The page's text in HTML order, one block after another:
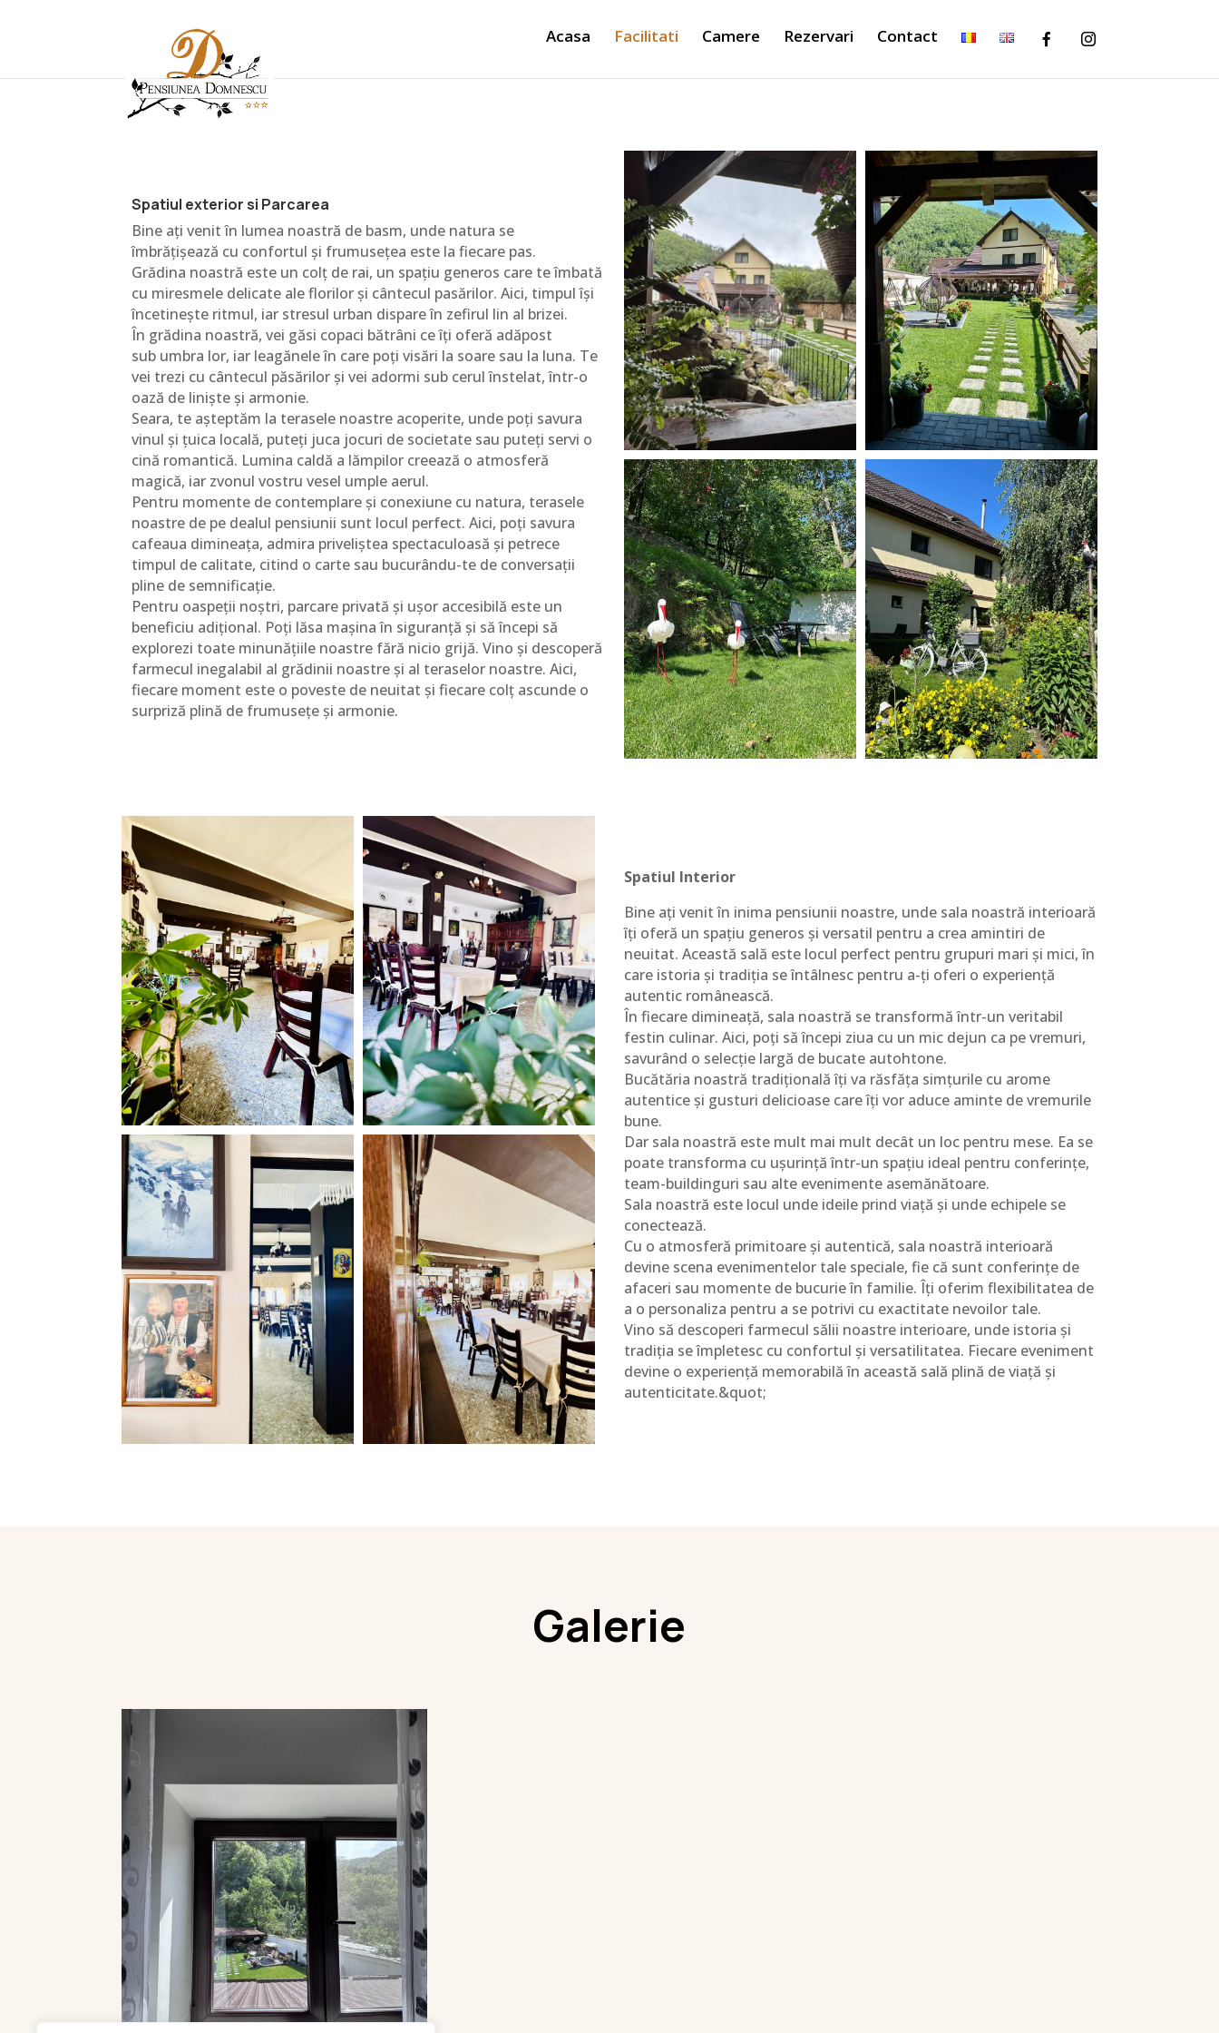
Acasa Facilitati Camere Rezervari Contact
Spatiul exterior si Parcarea
Bine ați venit în lumea noastră de basm, unde natura se
îmbrățișează cu confortul și frumusețea este la fiecare pas.
Grădina noastră este un colț de rai, un spațiu generos care te îmbată
cu miresmele delicate ale florilor și cântecul pasărilor. Aici, timpul își
încetinește ritmul, iar stresul urban dispare în zefirul lin al brizei.
În grădina noastră, vei găsi copaci bătrâni ce îți oferă adăpost
sub umbra lor, iar leagănele în care poți visări la soare sau la luna. Te
vei trezi cu cântecul păsărilor și vei adormi sub cerul înstelat, într-o
oază de liniște și armonie.
Seara, te așteptăm la terasele noastre acoperite, unde poți savura
vinul și țuica locală, puteți juca jocuri de societate sau puteți servi o
cină romantică. Lumina caldă a lămpilor creează o atmosferă
magică, iar zvonul vostru vesel umple aerul.
Pentru momente de contemplare și conexiune cu natura, terasele
noastre de pe dealul pensiunii sunt locul perfect. Aici, poți savura
cafeaua dimineața, admira priveliștea spectaculoasă și petrece
timpul de calitate, citind o carte sau bucurându-te de conversații
pline de semnificație.
Pentru oaspeții noștri, parcare privată și ușor accesibilă este un
beneficiu adițional. Poți lăsa mașina în siguranță și să începi să
explorezi toate minunățiile noastre fără nicio grijă. Vino și descoperă
farmecul inegalabil al grădinii noastre și al teraselor noastre. Aici,
fiecare moment este o poveste de neuitat și fiecare colț ascunde o
surpriză plină de frumusețe și armonie.
Spatiul Interior
Bine ați venit în inima pensiunii noastre, unde sala noastră interioară
îți oferă un spațiu generos și versatil pentru a crea amintiri de
neuitat. Această sală este locul perfect pentru grupuri mari și mici, în
care istoria și tradiția se întâlnesc pentru a-ți oferi o experiență
autentic românească.
În fiecare dimineață, sala noastră se transformă într-un veritabil
festin culinar. Aici, poți să începi ziua cu un mic dejun ca pe vremuri,
savurând o selecție largă de bucate autohtone.
Bucătăria noastră tradițională îți va răsfăța simțurile cu arome
autentice și gusturi delicioase care îți vor aduce aminte de vremurile
bune.
Dar sala noastră este mult mai mult decât un loc pentru mese. Ea se
poate transforma cu ușurință într-un spațiu ideal pentru conferințe,
team-buildinguri sau alte evenimente asemănătoare.
Sala noastră este locul unde ideile prind viață și unde echipele se
conectează.
Cu o atmosferă primitoare și autentică, sala noastră interioară
devine scena evenimentelor tale speciale, fie că sunt conferințe de
afaceri sau momente de bucurie în familie. Îți oferim flexibilitatea de
a o personaliza pentru a se potrivi cu exactitate nevoilor tale.
Vino să descoperi farmecul sălii noastre interioare, unde istoria și
tradiția se împletesc cu confortul și versatilitatea. Fiecare eveniment
devine o experiență memorabilă în această sală plină de viață și
autenticitate.&quot;
Galerie